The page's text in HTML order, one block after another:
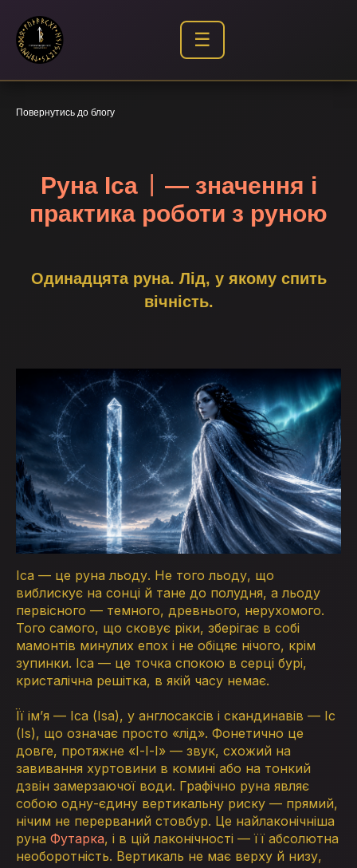
☰
Повернутись до блогу
Руна Іса ᛁ — значення і
практика роботи з руною
Одинадцята руна. Лід, у якому спить
вічність.
Іса — це руна льоду. Не того льоду, що
виблискує на сонці й тане до полудня, а льоду
первісного — темного, древнього, нерухомого.
Того самого, що сковує ріки, зберігає в собі
мамонтів минулих епох і не обіцяє нічого, крім
зупинки. Іса — це точка спокою в серці бурі,
кристалічна решітка, в якій часу немає.
Її ім’я — Іса (Isa), у англосаксів і скандинавів — Іс
(Is), що означає просто «лід». Фонетично це
довге, протяжне «І-І-І» — звук, схожий на
завивання хуртовини в комині або на тонкий
дзвін замерзаючої води. Графічно руна являє
собою одну-єдину вертикальну риску — прямий,
нічим не перерваний стовбур. Це найлаконічніша
руна Футарка, і в цій лаконічності — її абсолютна
необоротність. Вертикаль не має верху й низу,